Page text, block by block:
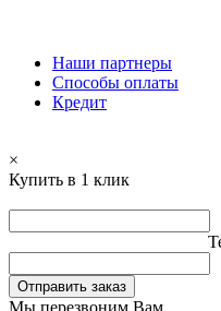
Наши партнеры
Способы оплаты
Кредит
×
Купить в 1 клик
Отправить заказ